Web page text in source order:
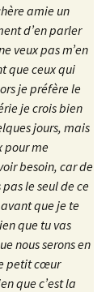
amie un
d’en parler
veux pas m’en
que ceux qui
je préfère le
je crois bien
jours, mais
pour me
besoin, car de
le seul de ce
que je te
que tu vas
nous serons en
petit cœur
que c’est la